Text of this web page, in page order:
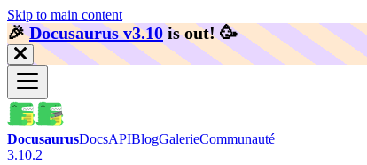
Skip to main content
🎉️Docusaurus v3.10 is out! 🥳️
DocusaurusDocsAPIBlogGalerieCommunauté
3.10.2